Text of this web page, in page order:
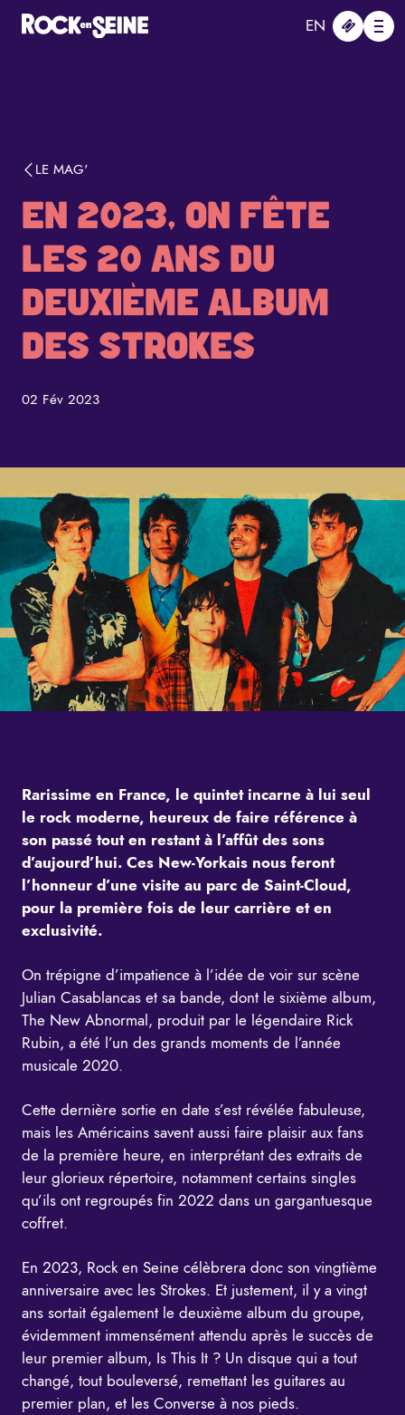
Aller au contenu principal
EN
LE MAG'
EN 2023, ON FÊTE
LES 20 ANS DU
DEUXIÈME ALBUM
DES STROKES
02 Fév 2023
Rarissime en France, le quintet incarne à lui seul
le rock moderne, heureux de faire référence à
son passé tout en restant à l’affût des sons
d’aujourd’hui. Ces New-Yorkais nous feront
l’honneur d’une visite au parc de Saint-Cloud,
pour la première fois de leur carrière et en
exclusivité.
On trépigne d’impatience à l’idée de voir sur scène
Julian Casablancas et sa bande, dont le sixième album,
The New Abnormal, produit par le légendaire Rick
Rubin, a été l’un des grands moments de l’année
musicale 2020.
Cette dernière sortie en date s’est révélée fabuleuse,
mais les Américains savent aussi faire plaisir aux fans
de la première heure, en interprétant des extraits de
leur glorieux répertoire, notamment certains singles
qu’ils ont regroupés fin 2022 dans un gargantuesque
coffret.
En 2023, Rock en Seine célèbrera donc son vingtième
anniversaire avec les Strokes. Et justement, il y a vingt
ans sortait également le deuxième album du groupe,
évidemment immensément attendu après le succès de
leur premier album, Is This It ? Un disque qui a tout
changé, tout bouleversé, remettant les guitares au
premier plan, et les Converse à nos pieds.
Panneau de gestion des cookies